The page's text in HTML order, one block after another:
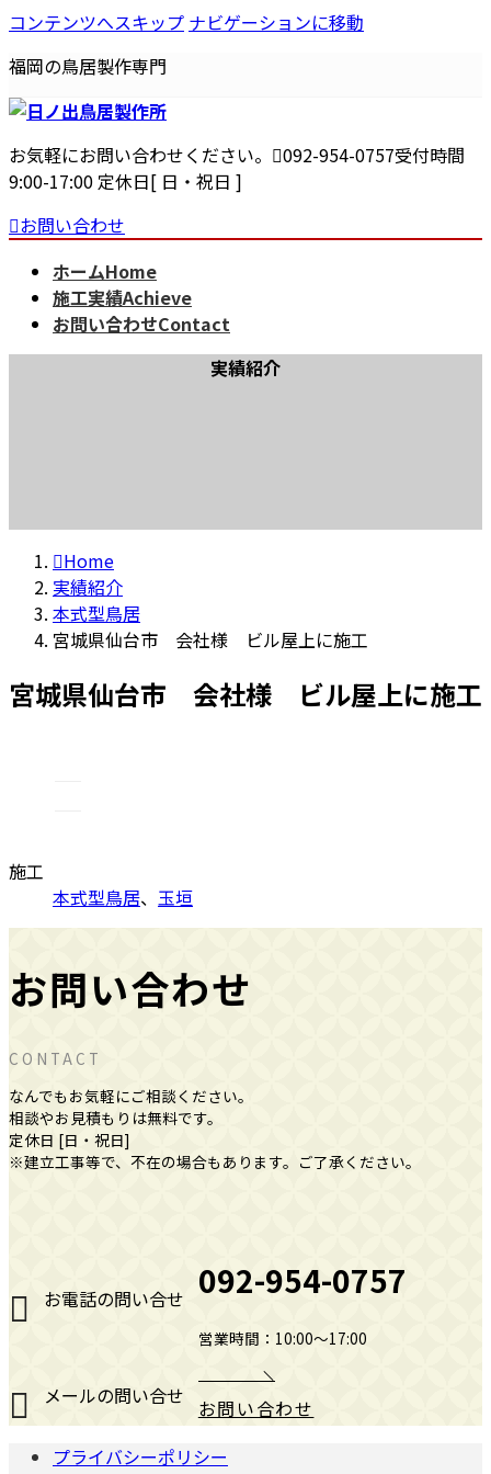
コンテンツへスキップ ナビゲーションに移動
福岡の鳥居製作専門
お気軽にお問い合わせください。 092-954-0757受付時間
9:00-17:00 定休日[ 日・祝日 ]
お問い合わせ
ホームHome
施工実績Achieve
お問い合わせContact
実績紹介
Home
実績紹介
本式型鳥居
宮城県仙台市 会社様 ビル屋上に施工
宮城県仙台市 会社様 ビル屋上に施工
施工
本式型鳥居、 玉垣
お問い合わせ
CONTACT
なんでもお気軽にご相談ください。
相談やお見積もりは無料です。
定休日 [日・祝日]
※建立工事等で、不在の場合もあります。ご了承ください。
お電話の問い合せ 092-954-0757
営業時間：10:00～17:00
メールの問い合せ
お問い合わせ
プライバシーポリシー